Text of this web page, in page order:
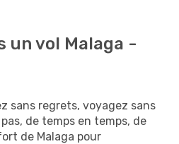
un vol Malaga -
sans regrets, voyagez sans
de temps en temps, de
de Malaga pour